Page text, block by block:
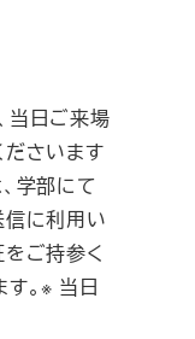
当日ご来場
さいます
学部にて
信に利用い
ご持参く
。※ 当日